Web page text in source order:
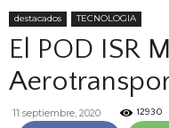
destacados TECNOLOGIA
El POD ISR
11 septiembre, 2020 12930